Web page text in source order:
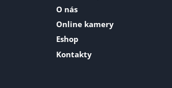
O nás
Online kamery
Eshop
Kontakty